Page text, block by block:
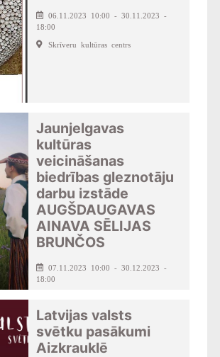
06.11.2023 10:00 - 30.11.2023 -
18:00
Skrīveru kultūras centrs
Jaunjelgavas
kultūras
veicināšanas
biedrības gleznotāju
darbu izstāde
AUGŠDAUGAVAS
AINAVA SĒLIJAS
BRUNČOS
07.11.2023 10:00 - 30.12.2023 -
18:00
Latvijas valsts
svētku pasākumi
Aizkrauklē